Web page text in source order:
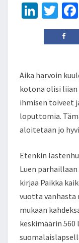
Li
n
ke
n
T
wi
tt
Aika harvoin
kotona olisi liian
ihmisen toiveet
loputtomia.
aloitetaan jo
Etenkin
Luen
kirjaa Paikka
vuotta
mukaan
keskimäärin 560